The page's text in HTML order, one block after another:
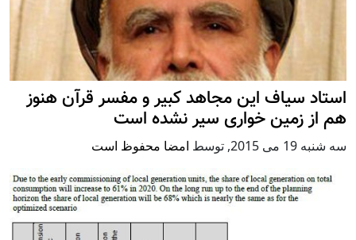
استاد سیاف این مجاهد کبیر و مفسر قرآن هنوز
هم از زمین خواری سیر نشده است
سه شنبه 19 می 2015 , توسط امضا محفوظ است